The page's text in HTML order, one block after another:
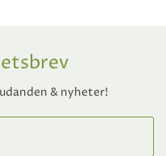
& nyheter!